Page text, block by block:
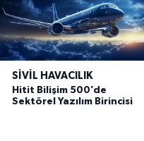
SIVIL HAVACILIK
Hitit Bilişim 500’de
Sektörel Yazılım Birincisi